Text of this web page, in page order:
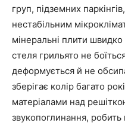
груп, підземних
нестабільним
мінеральні плити
стеля грильято не
деформується й не
зберігає колір багато
матеріалами над
звукопоглинання, робить